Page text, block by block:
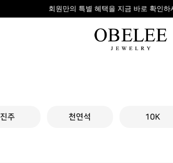
무이자 8개 대표 카드사 할부 이벤트
진주 천연석 10K